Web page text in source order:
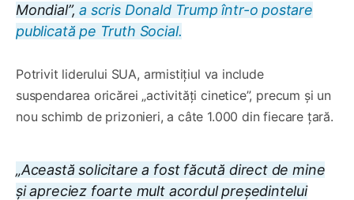
Mondial”,a scris Donald Trump într-o postare
publicată pe Truth Social.
Potrivit liderului SUA, armistițiul va include
suspendarea oricărei „activități cinetice”, precum și un
nou schimb de prizonieri, a câte 1.000 din fiecare țară.
„Această solicitare a fost făcută direct de mine
și apreciez foarte mult acordul președintelui